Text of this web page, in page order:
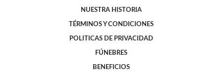
NUESTRA HISTORIA
TÉRMINOS Y CONDICIONES
POLITICAS DE PRIVACIDAD
FÚNEBRES
BENEFICIOS